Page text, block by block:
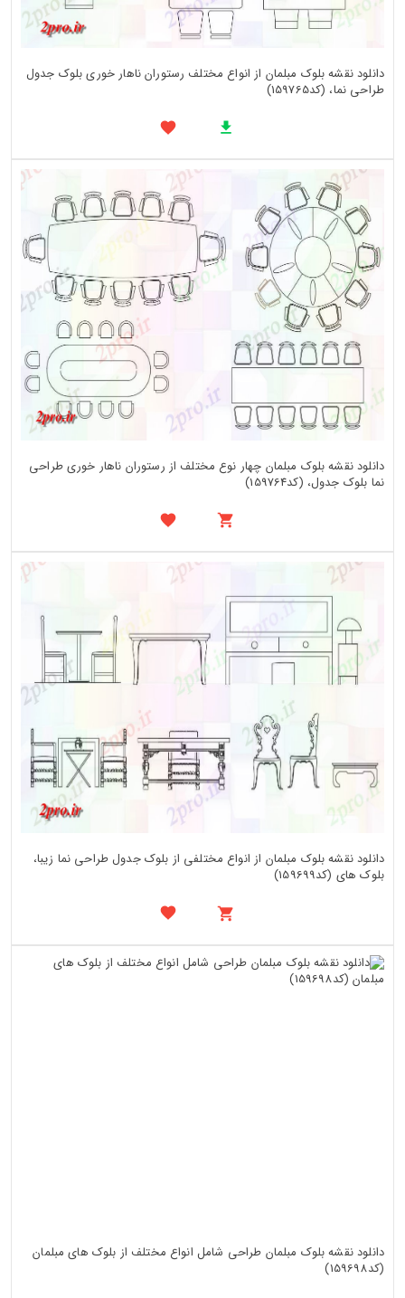
دانلود نقشه بلوک مبلمان از انواع مختلف رستوران ناهار خوری بلوک جدول
طراحی نما، (کد159765)
دانلود نقشه بلوک مبلمان چهار نوع مختلف از رستوران ناهار خوری طراحی
نما بلوک جدول، (کد159764)
دانلود نقشه بلوک مبلمان از انواع مختلفی از بلوک جدول طراحی نما زیبا،
بلوک های (کد159699)
دانلود نقشه بلوک مبلمان طراحی شامل انواع مختلف از بلوک های مبلمان
(کد159698)